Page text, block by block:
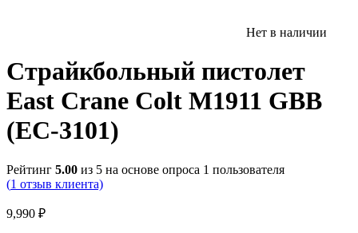
Нет в наличии
Страйкбольный пистолет
East Crane Colt M1911 GBB
(EC-3101)
Рейтинг 5.00 из 5 на основе опроса 1 пользователя
(1 отзыв клиента)
9,990 ₽